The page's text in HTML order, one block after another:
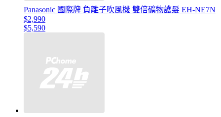
Panasonic 國際牌 負離子吹風機 雙倍礦物護髮 EH-NE7N
$2,990
$5,590